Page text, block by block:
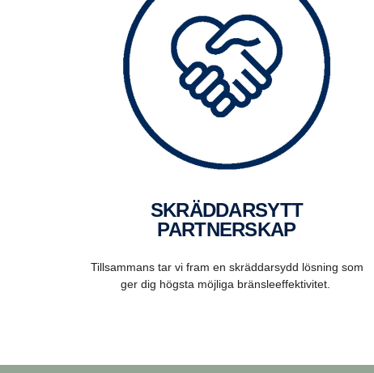
SKRÄDDARSYTT
PARTNERSKAP
Tillsammans tar vi fram en skräddarsydd lösning som
ger dig högsta möjliga bränsleeffektivitet.